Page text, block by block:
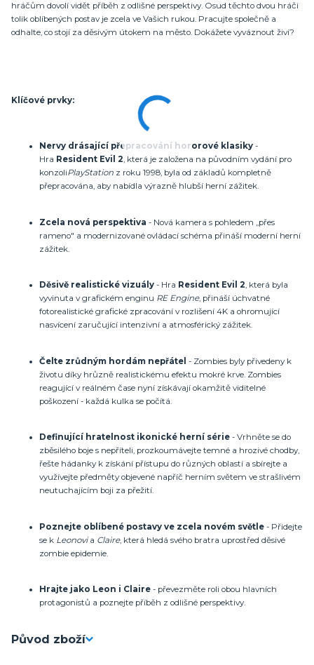
hráčům dovolí vidět příběh z odlišné perspektivy. Osud těchto dvou hráči
tolik oblíbených postav je zcela ve Vašich rukou. Pracujte společně a
odhalte, co stojí za děsivým útokem na město. Dokážete vyváznout živí?
Klíčové prvky:
Nervy drásající přepracování hororové klasiky -
Hra Resident Evil 2, která je založena na původním vydání pro
konzoliPlayStation z roku 1998, byla od základů kompletně
přepracována, aby nabídla výrazně hlubší herní zážitek.
Zcela nová perspektiva - Nová kamera s pohledem „přes
rameno" a modernizované ovládací schéma přináší moderní herní
zážitek.
Děsivě realistické vizuály - Hra Resident Evil 2, která byla
vyvinuta v grafickém enginu RE Engine, přináší úchvatné
fotorealistické grafické zpracování v rozlišení 4K a ohromující
nasvícení zaručující intenzivní a atmosférický zážitek.
Čelte zrůdným hordám nepřátel - Zombies byly přivedeny k
životu díky hrůzně realistickému efektu mokré krve. Zombies
reagující v reálném čase nyní získávají okamžitě viditelné
poškození - každá kulka se počítá.
Definující hratelnost ikonické herní série - Vrhněte se do
zběsilého boje s nepříteli, prozkoumávejte temné a hrozivé chodby,
řešte hádanky k získání přístupu do různých oblastí a sbírejte a
využívejte předměty objevené napříč herním světem ve strašlivém
neutuchajícím boji za přežití.
Poznejte oblíbené postavy ve zcela novém světle - Přidejte
se k Leonovia Claire, která hledá svého bratra uprostřed děsivé
zombie epidemie.
Hrajte jako Leon i Claire - převezměte roli obou hlavních
protagonistů a poznejte příběh z odlišné perspektivy.
Původ zboží